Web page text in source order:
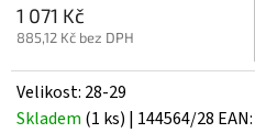
1 071 Kč
885,12 Kč bez DPH
Velikost: 28-29
Skladem (1 ks) | 144564/28 EAN: